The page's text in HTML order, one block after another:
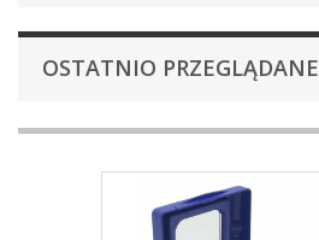
OSTATNIO PRZEGLĄDANE